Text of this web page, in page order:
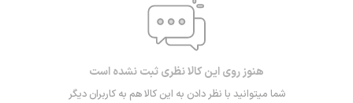
هنوز روی این کالا نظری ثبت نشده است
شما میتوانید با نظر دادن به این کالا هم به کاربران دیگر